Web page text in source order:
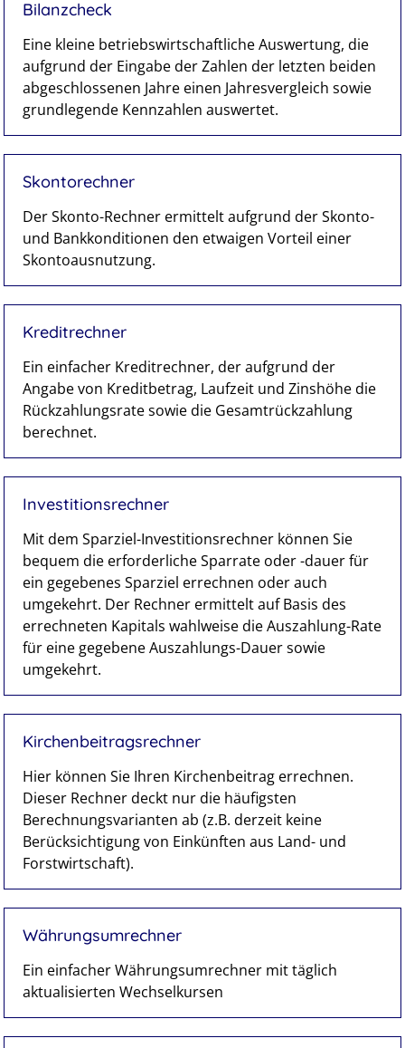
Bilanzcheck
Eine kleine betriebswirtschaftliche Auswertung, die
aufgrund der Eingabe der Zahlen der letzten beiden
abgeschlossenen Jahre einen Jahresvergleich sowie
grundlegende Kennzahlen auswertet.
Skontorechner
Der Skonto-Rechner ermittelt aufgrund der Skonto-
und Bankkonditionen den etwaigen Vorteil einer
Skontoausnutzung.
Kreditrechner
Ein einfacher Kreditrechner, der aufgrund der
Angabe von Kreditbetrag, Laufzeit und Zinshöhe die
Rückzahlungsrate sowie die Gesamtrückzahlung
berechnet.
Investitionsrechner
Mit dem Sparziel-Investitionsrechner können Sie
bequem die erforderliche Sparrate oder -dauer für
ein gegebenes Sparziel errechnen oder auch
umgekehrt. Der Rechner ermittelt auf Basis des
errechneten Kapitals wahlweise die Auszahlung-Rate
für eine gegebene Auszahlungs-Dauer sowie
umgekehrt.
Kirchenbeitragsrechner
Hier können Sie Ihren Kirchenbeitrag errechnen.
Dieser Rechner deckt nur die häufigsten
Berechnungsvarianten ab (z.B. derzeit keine
Berücksichtigung von Einkünften aus Land- und
Forstwirtschaft).
Währungsumrechner
Ein einfacher Währungsumrechner mit täglich
aktualisierten Wechselkursen